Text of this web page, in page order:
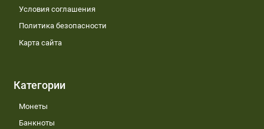
Условия соглашения
Политика безопасности
Карта сайта
Категории
Монеты
Банкноты